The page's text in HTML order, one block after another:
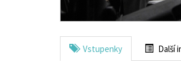
Vstupenky Další